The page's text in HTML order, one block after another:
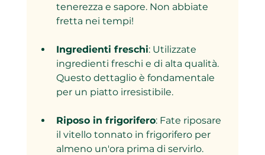
tenerezza e sapore. Non abbiate
fretta nei tempi!
Ingredienti freschi: Utilizzate
ingredienti freschi e di alta qualità.
Questo dettaglio è fondamentale
per un piatto irresistibile.
Riposo in frigorifero: Fate riposare
il vitello tonnato in frigorifero per
almeno un'ora prima di servirlo.